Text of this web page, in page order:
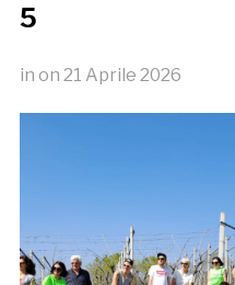
5
in on 21 Aprile 2026